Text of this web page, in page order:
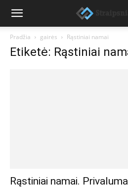
Pradžia gairės Rąstiniai namai
Etiketė: Rąstiniai
Rąstiniai namai.